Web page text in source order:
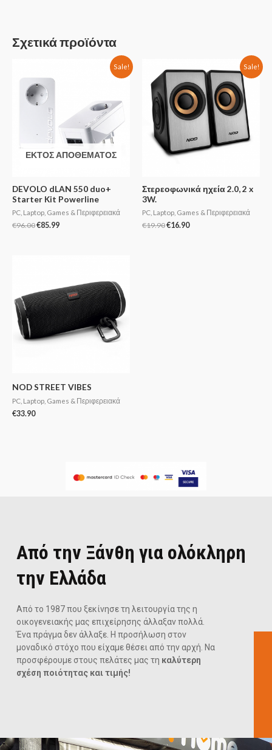
Σχετικά προϊόντα
Sale!
ΕΚΤΌΣ ΑΠΟΘΈΜΑΤΟΣ
DEVOLO dLAN 550 duo+
Starter Kit Powerline
PC, Laptop, Games & Περιφερειακά
€96.00€85.99
Sale!
Στερεοφωνικά ηχεία 2.0, 2 x
3W.
PC, Laptop, Games & Περιφερειακά
€19.90€16.90
NOD STREET VIBES
PC, Laptop, Games & Περιφερειακά
€33.90
Από την Ξάνθη για ολόκληρη
την Ελλάδα
Από το 1987 που ξεκίνησε τη λειτουργία της η
οικογενειακής μας επιχείρησης άλλαξαν πολλά.
Ένα πράγμα δεν άλλαξε. Η προσήλωση στον
μοναδικό στόχο που είχαμε θέσει από την αρχή. Να
προσφέρουμε στους πελάτες μας τη καλύτερη
σχέση ποιότητας και τιμής!